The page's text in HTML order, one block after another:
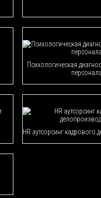
Психологическая
HR аутсорсинг кадрового